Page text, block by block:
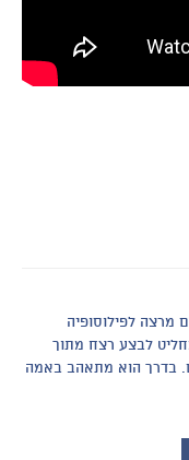
מרצה לפילוסופיה
לבצע רצח מתוך
בדרך הוא מתאהב באמה